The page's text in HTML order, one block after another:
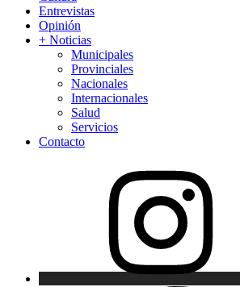
Entrevistas
Opinión
+ Noticias
Municipales
Provinciales
Nacionales
Internacionales
Salud
Servicios
Contacto